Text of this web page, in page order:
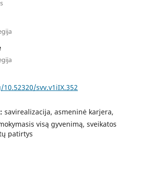
svv.v1iIX.352
savirealizacija, asmeninė karjera,
visą gyvenimą, sveikatos
patirtys